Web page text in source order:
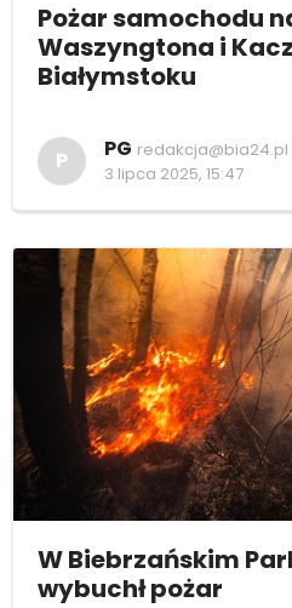
Pożar samochodu
Waszyngtona i
Białymstoku
P PG redakcja@bia24.pl
3 lipca 2025, 15:47
W Biebrzańskim
wybuchł pożar